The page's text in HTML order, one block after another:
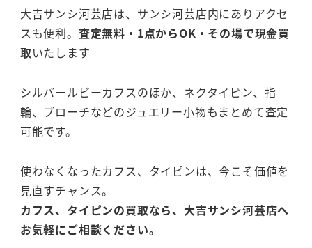
大吉サンシ河芸店は、サンシ河芸店内にありアクセ
スも便利。 査定無料・1点からOK・その場で現金買
取いたします
シルバールビーカフスのほか、ネクタイピン、指
輪、ブローチなどのジュエリー小物もまとめて査定
可能です。
使わなくなったカフス、タイピンは、今こそ価値を
見直すチャンス。
カフス、タイピンの買取なら、大吉サンシ河芸店へ
お気軽にご相談ください。